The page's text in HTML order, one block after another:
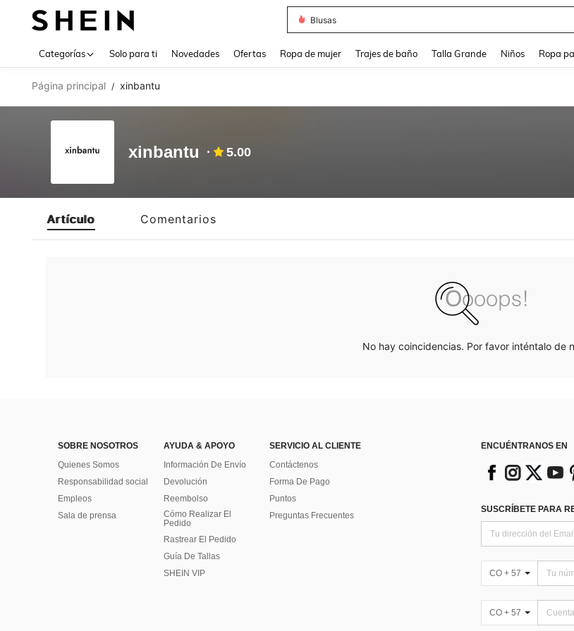
Blusas
Categorías Solo para ti Novedades Ofertas Ropa de mujer Trajes de baño Talla Grande Niños Ropa
Página principal / xinbantu
xinbantu 5.00
Artículo Comentarios
No hay coincidencias. Por favor inténtalo de
SOBRE NOSOTROS
Quienes Somos
Responsabilidad social
Empleos
Sala de prensa
AYUDA & APOYO
Información De Envío
Devolución
Reembolso
Cómo Realizar El
Pedido
Rastrear El Pedido
Guía De Tallas
SHEIN VIP
SERVICIO AL CLIENTE
Contáctenos
Forma De Pago
Puntos
Preguntas Frecuentes
ENCUÉNTRANOS EN
SUSCRÍBETE PARA
CO + 57
CO + 57